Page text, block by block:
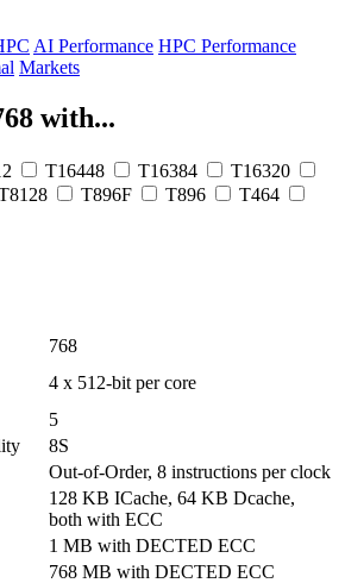
AI Performance HPC Performance
Markets
with...
T16448 T16384
T16320
T896F T896
T464
768
4 x 512-bit per core
5
8S
Out-of-Order, 8 instructions per clock
128 KB ICache, 64 KB Dcache,
both with ECC
1 MB with DECTED ECC
768 MB with DECTED ECC